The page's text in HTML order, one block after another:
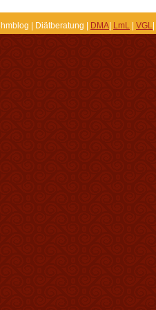
| Diätberatung | DMA LmL VGL